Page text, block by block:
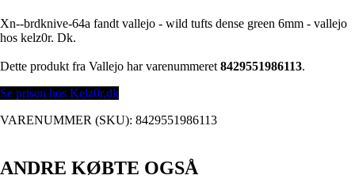
Xn--brdknive-64a fandt vallejo - wild tufts dense green 6mm - vallejo
hos kelz0r. Dk.
Dette produkt fra Vallejo har varenummeret 8429551986113.
Se prisen hos Kelz0r.dk
VARENUMMER (SKU): 8429551986113
ANDRE KØBTE OGSÅ